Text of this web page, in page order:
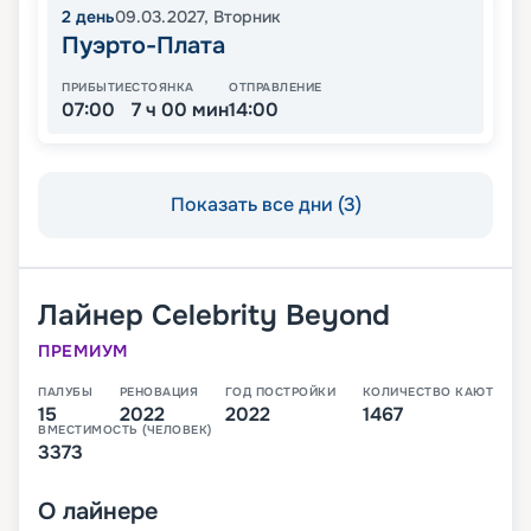
2 день09.03.2027, Вторник
Пуэрто-Плата
ПРИБЫТИЕ
07:00
СТОЯНКА
7 ч 00 мин
ОТПРАВЛЕНИЕ
14:00
Показать все дни (3)
Лайнер Celebrity Beyond
ПРЕМИУМ
ПАЛУБЫ
15
РЕНОВАЦИЯ
2022
ГОД ПОСТРОЙКИ
2022
КОЛИЧЕСТВО КАЮТ
1467
ВМЕСТИМОСТЬ (ЧЕЛОВЕК)
3373
О лайнере